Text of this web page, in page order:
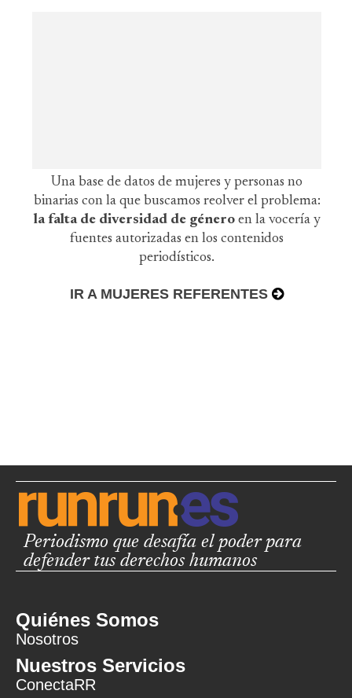
Una base de datos de mujeres y personas no
binarias con la que buscamos reolver el problema:
la falta de diversidad de género en la vocería y
fuentes autorizadas en los contenidos
periodísticos.
IR A MUJERES REFERENTES
Periodismo que desafía el poder para
defender tus derechos humanos
Quiénes Somos
Nosotros
Nuestros Servicios
ConectaRR